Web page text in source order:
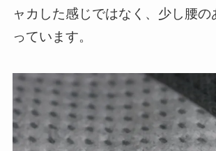
ャカした感じではなく、少し腰
っています。